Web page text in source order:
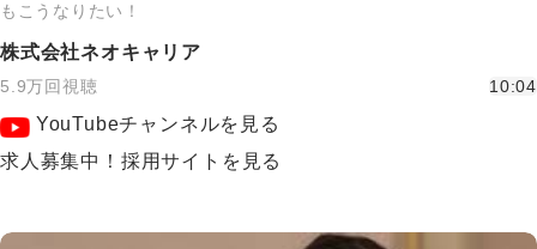
もこうなりたい！
株式会社ネオキャリア
5.9万回視聴 10:04
YouTubeチャンネルを見る
求人募集中！採用サイトを見る